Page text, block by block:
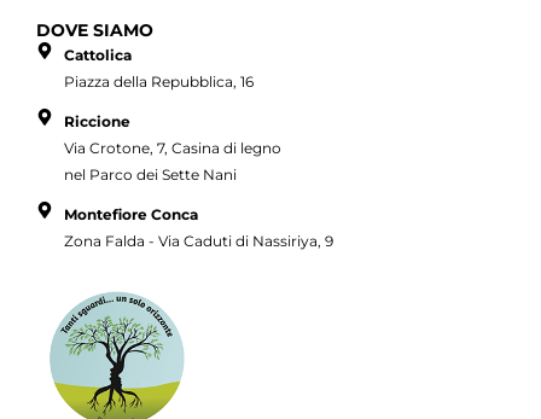
DOVE SIAMO
Cattolica
Piazza della Repubblica, 16
Riccione
Via Crotone, 7, Casina di legno
nel Parco dei Sette Nani
Montefiore Conca
Zona Falda - Via Caduti di Nassiriya, 9